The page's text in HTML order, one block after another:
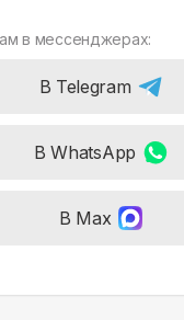
в мессенджерах:
В Telegram
В WhatsApp
В Max